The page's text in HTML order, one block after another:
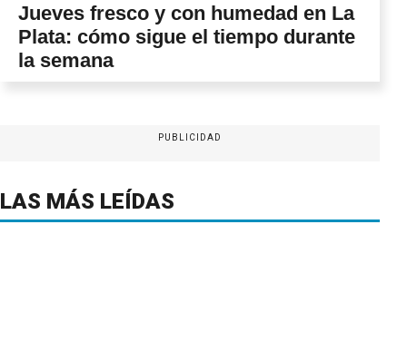
Jueves fresco y con humedad en La
Plata: cómo sigue el tiempo durante
la semana
PUBLICIDAD
LAS MÁS LEÍDAS